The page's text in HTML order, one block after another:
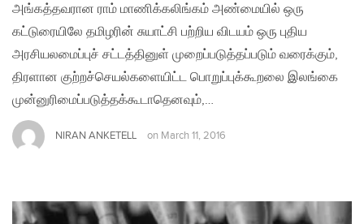
அங்கத்தவரான ராம் மாணிக்கலிங்கம் அண்மையில் ஒரு
கட்டுரையிலே தமிழரின் சுயாட்சி பற்றிய விடயம் ஒரு புதிய
அரசியலமைப்புச் சட்டத்தினுள் முறைப்படுத்தப்படும் வரைக்கும்,
திரளான குற்றச்செயல்களையிட்ட பொறுப்புக்கூறலை இலங்கை
முன்னுரிமைப்படுத்தக்கூடாதெனவும்,…
NIRAN ANKETELL on March 11, 2016